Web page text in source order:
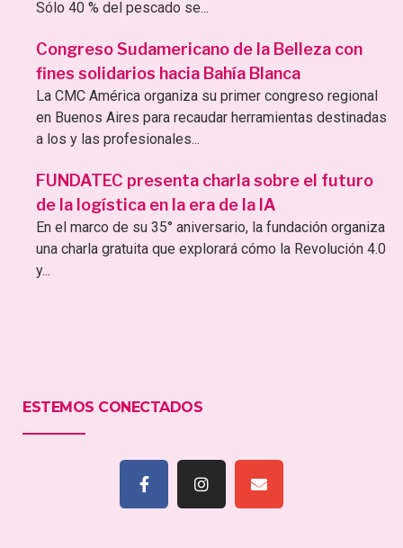
Sólo 40 % del pescado se...
Congreso Sudamericano de la Belleza con
fines solidarios hacia Bahía Blanca
La CMC América organiza su primer congreso regional
en Buenos Aires para recaudar herramientas destinadas
a los y las profesionales...
FUNDATEC presenta charla sobre el futuro
de la logística en la era de la IA
En el marco de su 35° aniversario, la fundación organiza
una charla gratuita que explorará cómo la Revolución 4.0
y...
ESTEMOS CONECTADOS